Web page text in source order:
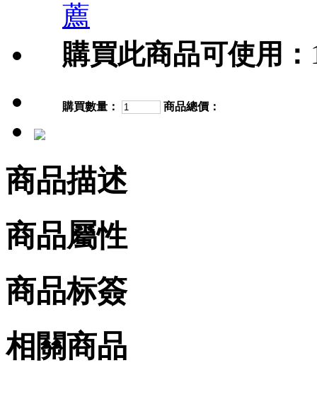
薦
購買此商品可使用：
購買數量： 商品總價：
商品描述
商品屬性
商品标簽
相關商品